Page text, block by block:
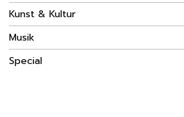
Kunst & Kultur
Musik
Special